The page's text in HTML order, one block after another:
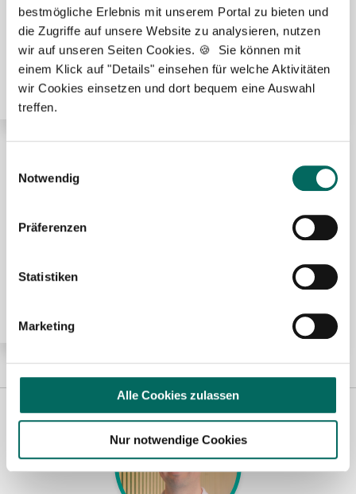
bestmögliche Erlebnis mit unserem Portal zu bieten und
die Zugriffe auf unsere Website zu analysieren, nutzen
wir auf unseren Seiten Cookies. 🍪 Sie können mit
einem Klick auf "Details" einsehen für welche Aktivitäten
wir Cookies einsetzen und dort bequem eine Auswahl
treffen.
Notwendig
Präferenzen
Statistiken
Marketing
Alle Cookies zulassen
Nur notwendige Cookies
Apotheker (m/w/d) in Voll- oder Teilzeit ab sofort bei
Seligenstadt
Apotheker (m/w/d) in Voll- oder Teilzeit ab sofort in
Frankfurt am Main